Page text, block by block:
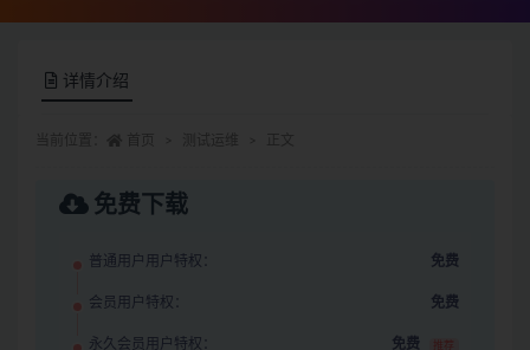
详情介绍
免费下载
普通用户用户特权： 免费
会员用户特权： 免费
永久会员用户特权： 免费 推荐